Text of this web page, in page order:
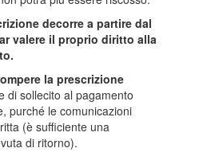
decorre a partire dal
valere il proprio diritto alla
la prescrizione
di sollecito al pagamento
purché le comunicazioni
(è sufficiente una
di ritorno).